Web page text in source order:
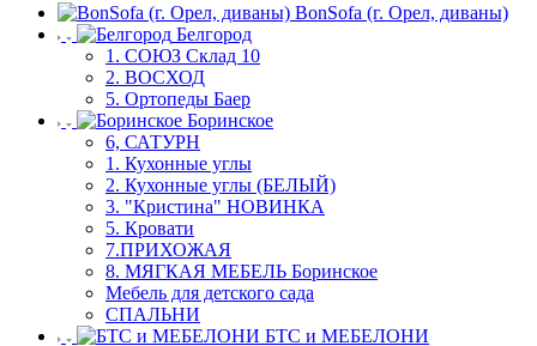
BonSofa (г. Орел, диваны)
Белгород
1. СОЮЗ Склад 10
2. ВОСХОД
5. Ортопеды Баер
Боринское
6, САТУРН
1. Кухонные углы
2. Кухонные углы (БЕЛЫЙ)
3. "Кристина" НОВИНКА
5. Кровати
7.ПРИХОЖАЯ
8. МЯГКАЯ МЕБЕЛЬ Боринское
Мебель для детского сада
СПАЛЬНИ
БТС и МЕБЕЛОНИ